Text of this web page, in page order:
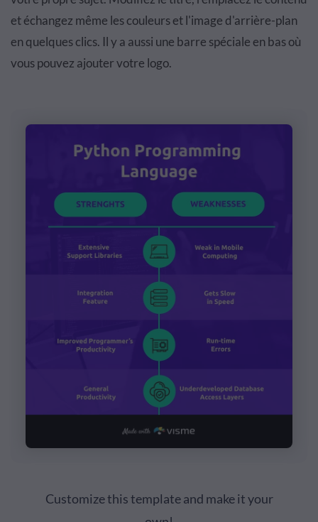
et échangez même les couleurs et l'image d'arrière-plan
en quelques clics. Il y a aussi une barre spéciale en bas où
vous pouvez ajouter votre logo.
Customize this template and make it your